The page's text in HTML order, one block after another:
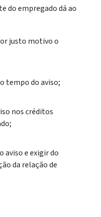
do empregado dá ao
justo motivo o
tempo do aviso;
nos créditos
aviso e exigir do
da relação de